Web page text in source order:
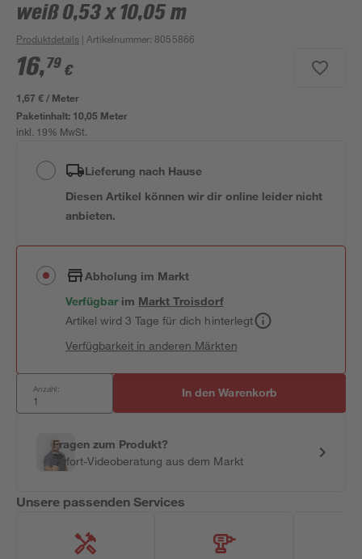
weiß 0,53 x 10,05 m
Produktdetails | Artikelnummer: 8055866
16,79 €
1,67 € / Meter
Paketinhalt: 10,05 Meter
inkl. 19% MwSt.
Lieferung nach Hause
Diesen Artikel können wir dir online leider nicht
anbieten.
Abholung im Markt
Verfügbar im MarktTroisdorf
Artikel wird 3 Tage für dich hinterlegt
Verfügbarkeit in anderen Märkten
Anzahl: In den Warenkorb
Fragen zum Produkt?
Sofort-Videoberatung aus dem Markt
Unsere passenden Services